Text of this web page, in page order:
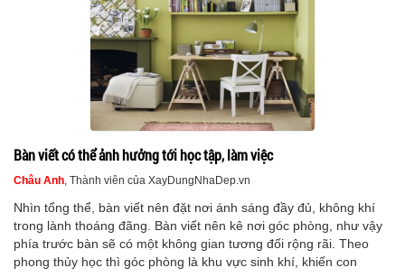
Bàn viết có thể ảnh hưởng tới học tập, làm việc
Châu Anh, Thành viên của XayDungNhaDep.vn
Nhìn tổng thể, bàn viết nên đặt nơi ánh sáng đầy đủ, không khí
trong lành thoáng đãng. Bàn viết nên kê nơi góc phòng, như vậy
phía trước bàn sẽ có một không gian tương đối rộng rãi. Theo
phong thủy học thì góc phòng là khu vực sinh khí, khiến con